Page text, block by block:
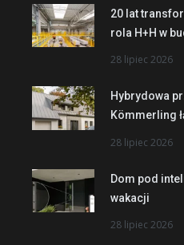
20 lat
rola H+H w
28 lipiec 2026
Hybrydowa
Kömmerling
28 lipiec 2026
Dom pod
wakacji
28 lipiec 2026